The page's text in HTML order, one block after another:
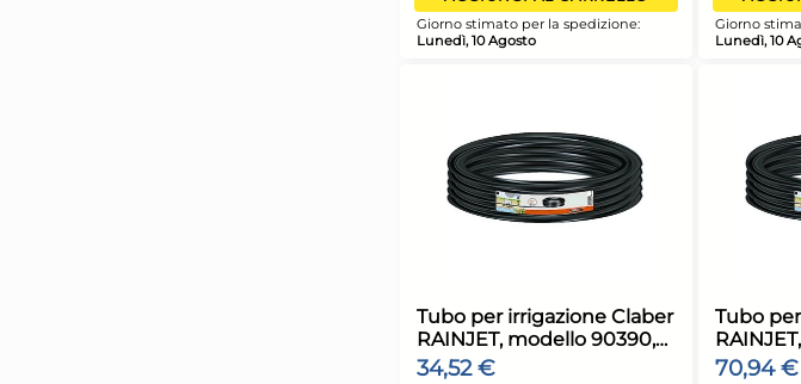
Risparmia il 10%
su 6 o più unità
Giorno stimato per la spedizione:
Lunedì, 10 Agosto